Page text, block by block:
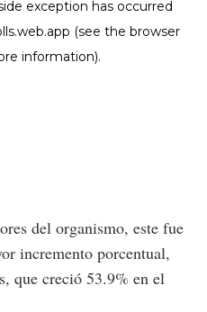
del organismo, este fue
incremento porcentual,
que creció 53.9% en el